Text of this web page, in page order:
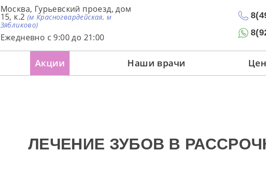
Москва, Гурьевский проезд, дом
15, к.2 (м Красногвардейская, м
Зябликово)
Ежедневно с 9:00 до 21:00
Акции Наши врачи
ЛЕЧЕНИЕ ЗУБОВ В